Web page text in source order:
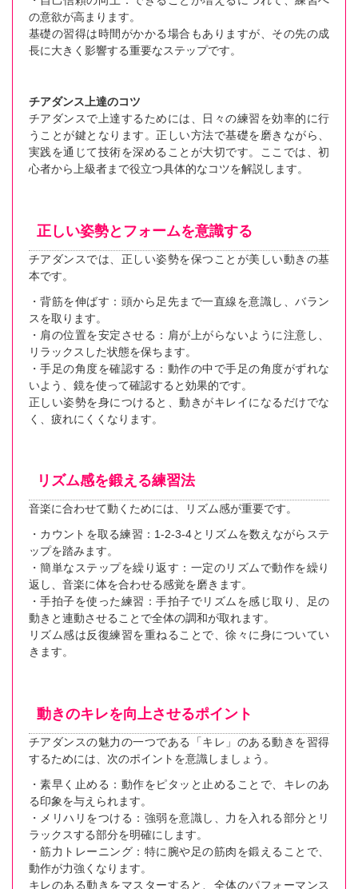
の意欲が高まります。
基礎の習得は時間がかかる場合もありますが、その先の成
長に大きく影響する重要なステップです。
チアダンス上達のコツ
チアダンスで上達するためには、日々の練習を効率的に行
うことが鍵となります。正しい方法で基礎を磨きながら、
実践を通じて技術を深めることが大切です。ここでは、初
心者から上級者まで役立つ具体的なコツを解説します。
正しい姿勢とフォームを意識する
チアダンスでは、正しい姿勢を保つことが美しい動きの基
本です。
・背筋を伸ばす：頭から足先まで一直線を意識し、バラン
スを取ります。
・肩の位置を安定させる：肩が上がらないように注意し、
リラックスした状態を保ちます。
・手足の角度を確認する：動作の中で手足の角度がずれな
いよう、鏡を使って確認すると効果的です。
正しい姿勢を身につけると、動きがキレイになるだけでな
く、疲れにくくなります。
リズム感を鍛える練習法
音楽に合わせて動くためには、リズム感が重要です。
・カウントを取る練習：1-2-3-4とリズムを数えながらステ
ップを踏みます。
・簡単なステップを繰り返す：一定のリズムで動作を繰り
返し、音楽に体を合わせる感覚を磨きます。
・手拍子を使った練習：手拍子でリズムを感じ取り、足の
動きと連動させることで全体の調和が取れます。
リズム感は反復練習を重ねることで、徐々に身についてい
きます。
動きのキレを向上させるポイント
チアダンスの魅力の一つである「キレ」のある動きを習得
するためには、次のポイントを意識しましょう。
・素早く止める：動作をピタッと止めることで、キレのあ
る印象を与えられます。
・メリハリをつける：強弱を意識し、力を入れる部分とリ
ラックスする部分を明確にします。
・筋力トレーニング：特に腕や足の筋肉を鍛えることで、
動作が力強くなります。
キレのある動きをマスターすると、全体のパフォーマンス